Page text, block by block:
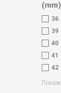
(mm)
36
39
40
41
42